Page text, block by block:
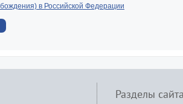
в Российской Федерации
Разделы